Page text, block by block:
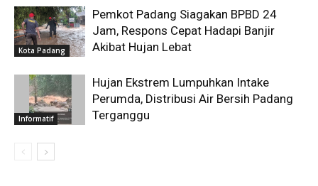
Kota Padang
Pemkot Padang Siagakan BPBD 24
Jam, Respons Cepat Hadapi Banjir
Akibat Hujan Lebat
Informatif
Hujan Ekstrem Lumpuhkan Intake
Perumda, Distribusi Air Bersih Padang
Terganggu